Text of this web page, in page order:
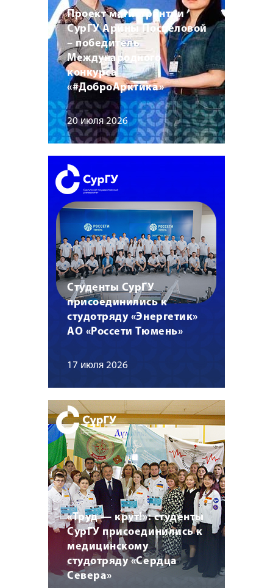
Проект магистрантки
СурГУ Арины Поспеловой
– победитель
Международного
конкурса
«#ДоброАрктика»
20 июля 2026
Студенты СурГУ
присоединились к
студотряду «Энергетик»
АО «Россети Тюмень»
17 июля 2026
«Труд — крут!»: студенты
СурГУ присоединились к
медицинскому
студотряду «Сердца
Севера»